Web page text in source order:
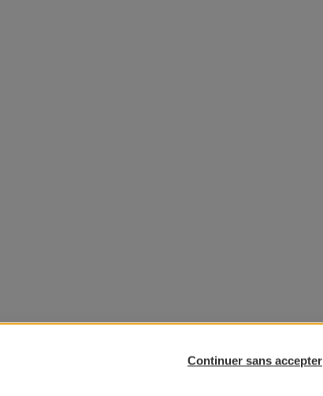
Continuer sans accepter